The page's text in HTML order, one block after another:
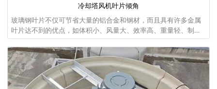
冷却塔风机叶片倾角
玻璃钢叶片不仅可节省大量的铝合金和钢材，而且具有许多金属
叶片达不到的优点，如体积小、风量大、效率高、重量轻、制作
工艺简单、成形方便、投资小，可以制造较为复杂的叶形、表面
光滑，具有优良的抗酸碱腐蚀能力，不会在湿热